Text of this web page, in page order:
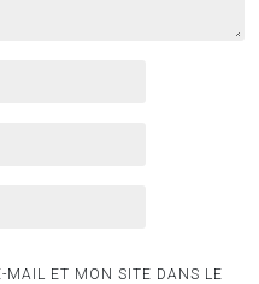
ET MON SITE DANS LE